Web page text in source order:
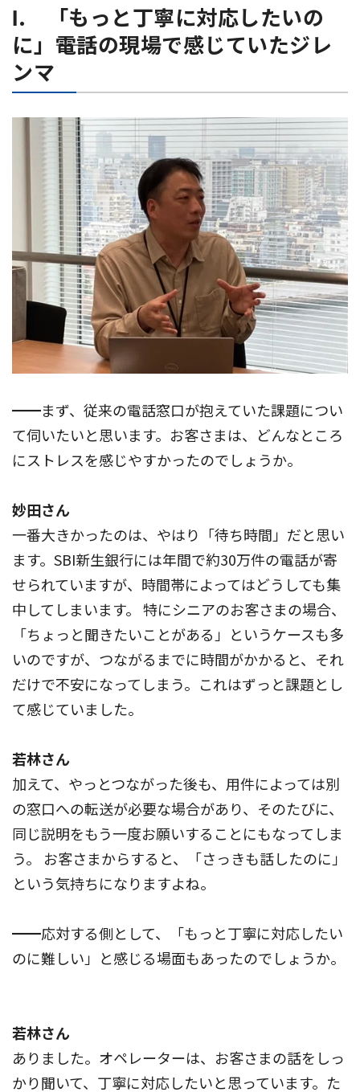
Ⅰ. 「もっと丁寧に対応したいの
に」――電話の現場で感じていたジレ
ンマ
━━まず、従来の電話窓口が抱えていた課題につい
て伺いたいと思います。お客さまは、どんなところ
にストレスを感じやすかったのでしょうか。
妙田さん
一番大きかったのは、やはり「待ち時間」だと思い
ます。SBI新生銀行には年間で約30万件の電話が寄
せられていますが、時間帯によってはどうしても集
中してしまいます。 特にシニアのお客さまの場合、
「ちょっと聞きたいことがある」というケースも多
いのですが、つながるまでに時間がかかると、それ
だけで不安になってしまう。これはずっと課題とし
て感じていました。
若林さん
加えて、やっとつながった後も、用件によっては別
の窓口への転送が必要な場合があり、そのたびに、
同じ説明をもう一度お願いすることにもなってしま
う。 お客さまからすると、「さっきも話したのに」
という気持ちになりますよね。
━━応対する側として、「もっと丁寧に対応したい
のに難しい」と感じる場面もあったのでしょうか。
若林さん
ありました。オペレーターは、お客さまの話をしっ
かり聞いて、丁寧に対応したいと思っています。た